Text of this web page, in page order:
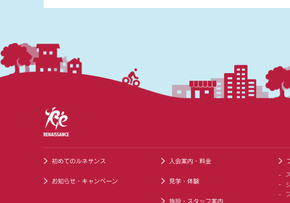
初めてのルネサンス
お知らせ・キャンペーン
入会案内・料金
見学・体験
施設・スタッフ案内